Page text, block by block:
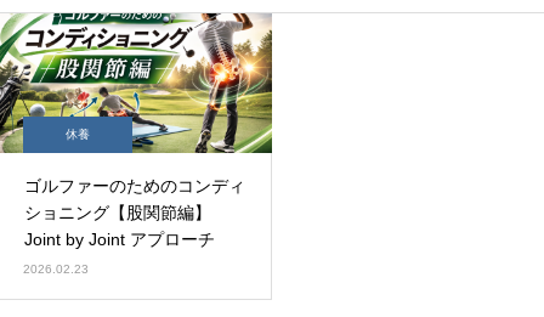
休養
ゴルファーのためのコンディ
ショニング【股関節編】
Joint by Joint アプローチ
2026.02.23